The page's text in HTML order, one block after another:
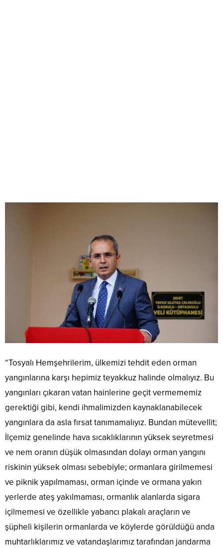
“Tosyalı Hemşehrilerim, ülkemizi tehdit eden orman
yangınlarına karşı hepimiz teyakkuz halinde olmalıyız. Bu
yangınları çıkaran vatan hainlerine geçit vermememiz
gerektiği gibi, kendi ihmalimizden kaynaklanabilecek
yangınlara da asla fırsat tanımamalıyız. Bundan mütevellit;
İlçemiz genelinde hava sıcaklıklarının yüksek seyretmesi
ve nem oranın düşük olmasından dolayı orman yangını
riskinin yüksek olması sebebiyle; ormanlara girilmemesi
ve piknik yapılmaması, orman içinde ve ormana yakın
yerlerde ateş yakılmaması, ormanlık alanlarda sigara
içilmemesi ve özellikle yabancı plakalı araçların ve
şüpheli kişilerin ormanlarda ve köylerde görüldüğü anda
muhtarlıklarımız ve vatandaşlarımız tarafından jandarma